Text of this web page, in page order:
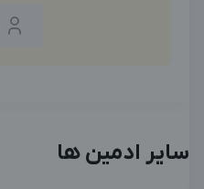
سایر ادمین ها